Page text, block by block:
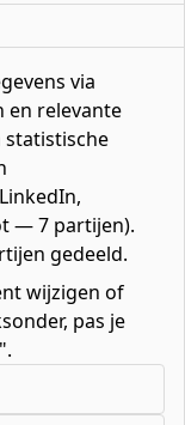
via
en relevante
statistische
— 7 partijen).
gedeeld.
wijzigen of
pas je